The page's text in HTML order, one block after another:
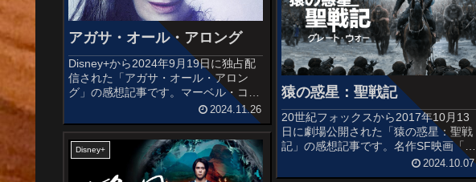
アガサ・オール・アロング
Disney+から2024年9月19日に独占配
信された「アガサ・オール・アロン
グ」の感想記事です。マーベル・コミ
ックの『アガサ・ハークネス』を題材
に、ジャック・シェイファーが
Disney+オリジナルドラマとして制作
するドラマシリーズ。『ワン...
2024.11.26
猿の惑星：聖戦記
20世紀フォックスから2017年10月13
日に劇場公開された「猿の惑星：聖戦
記」の感想記事です。名作SF映画「猿
の惑星」をリブートした「猿の惑星：
創世記(ジェネシス)」(2011)「猿の惑
2024.10.07
Disney+